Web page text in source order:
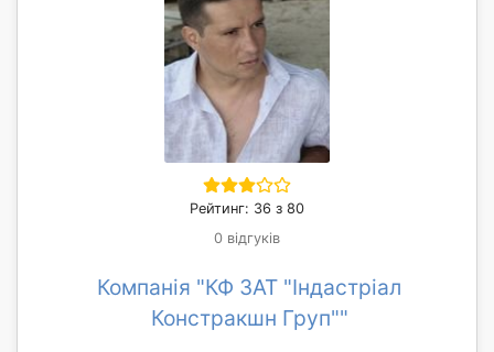
Рейтинг: 36 з 80
0 відгуків
Компанія "КФ ЗАТ "Індастріал
Констракшн Груп""